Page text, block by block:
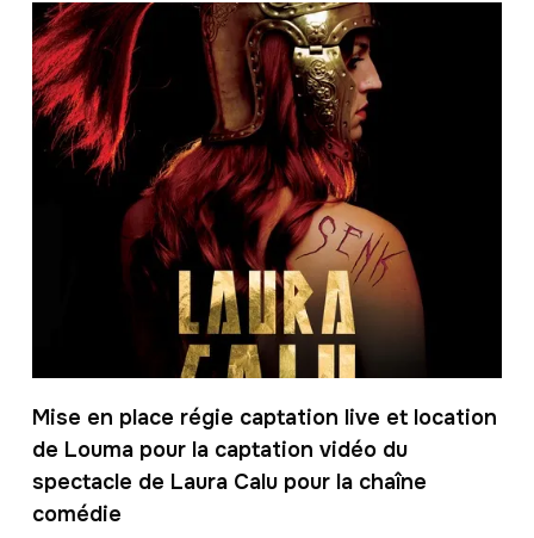
Mise en place régie captation live et location
de Louma pour la captation vidéo du
spectacle de Laura Calu pour la chaîne
comédie